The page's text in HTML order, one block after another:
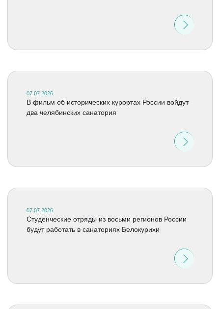
07.07.2026
В фильм об исторических курортах России войдут
два челябинских санатория
07.07.2026
Студенческие отряды из восьми регионов России
будут работать в санаториях Белокурихи